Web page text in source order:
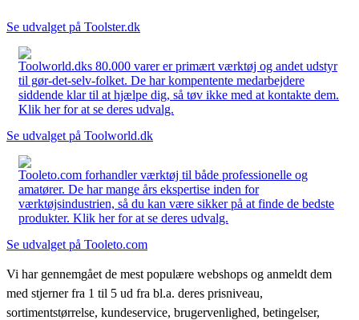
Se udvalget på Toolster.dk
Toolworld.dks 80.000 varer er primært værktøj og andet udstyr
til gør-det-selv-folket. De har kompentente medarbejdere
siddende klar til at hjælpe dig, så tøv ikke med at kontakte dem.
Klik her for at se deres udvalg.
Se udvalget på Toolworld.dk
Tooleto.com forhandler værktøj til både professionelle og
amatører. De har mange års ekspertise inden for
værktøjsindustrien, så du kan være sikker på at finde de bedste
produkter. Klik her for at se deres udvalg.
Se udvalget på Tooleto.com
Vi har gennemgået de mest populære webshops og anmeldt dem
med stjerner fra 1 til 5 ud fra bl.a. deres prisniveau,
sortimentstørrelse, kundeservice, brugervenlighed, betingelser,